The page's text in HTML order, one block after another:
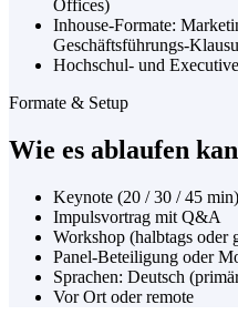
Offices)
Inhouse-Formate:
Geschäftsführungs-
Hochschul- und
Formate & Setup
Wie es ablaufen
Keynote (20 / 30 / 45 min)
Impulsvortrag mit Q&A
Workshop (halbtags oder
Panel-Beteiligung oder
Sprachen: Deutsch
Vor Ort oder remote